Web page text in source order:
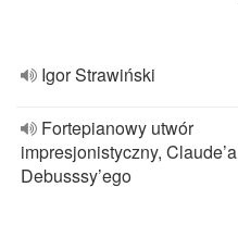
Igor Strawiński
Fortepianowy utwór
impresjonistyczny, Claude’a
Debusssy’ego